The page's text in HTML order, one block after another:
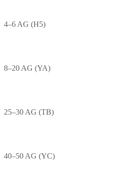
4–6 AG (H5)
8–20 AG (YA)
25–30 AG (TB)
40–50 AG (YC)